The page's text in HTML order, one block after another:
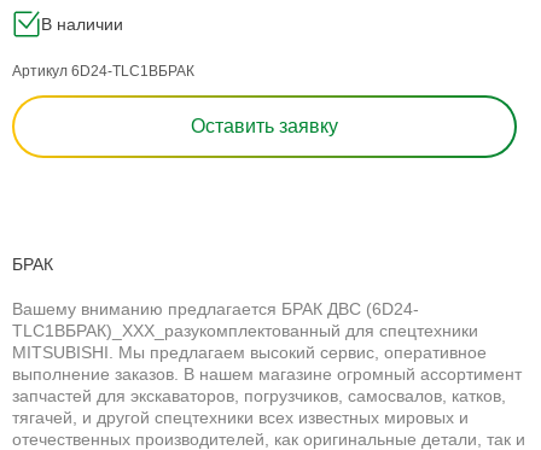
В наличии
Артикул 6D24-TLC1BБРАК
Оставить заявку
БРАК
Вашему вниманию предлагается БРАК ДВС (6D24-
TLC1BБРАК)_XXX_разукомплектованный для спецтехники
MITSUBISHI. Мы предлагаем высокий сервис, оперативное
выполнение заказов. В нашем магазине огромный ассортимент
запчастей для экскаваторов, погрузчиков, самосвалов, катков,
тягачей, и другой спецтехники всех известных мировых и
отечественных производителей, как оригинальные детали, так и